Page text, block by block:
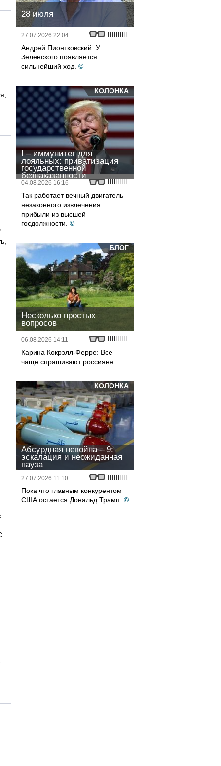
28 июля
27.07.2026 22:04
Андрей Пионтковский: У
Зеленского появляется
сильнейший ход. ©
КОЛОНКА
I – иммунитет для
лояльных: приватизация
государственной
безнаказанности
04.08.2026 16:16
Так работает вечный двигатель
незаконного извлечения
прибыли из высшей
госдолжности. ©
БЛОГ
Несколько простых
вопросов
06.08.2026 14:11
Карина Кокрэлл-Ферре: Все
чаще спрашивают россияне.
КОЛОНКА
Абсурдная невойна – 9:
эскалация и неожиданная
пауза
27.07.2026 11:10
Пока что главным конкурентом
США остается Дональд Трамп. ©